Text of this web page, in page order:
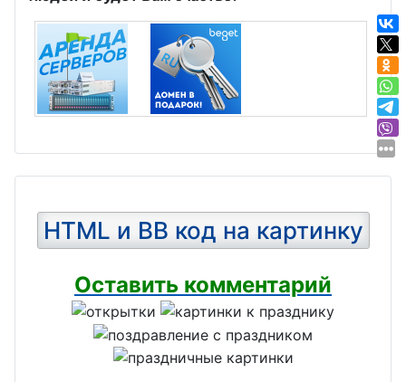
HTML и BB код на картинку
Оставить комментарий